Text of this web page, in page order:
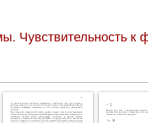
Чувствительность